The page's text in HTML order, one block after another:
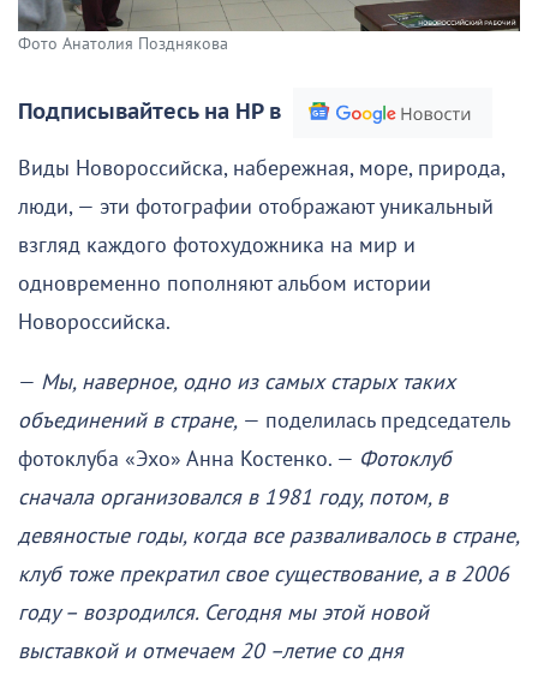
Фото Анатолия Позднякова
Подписывайтесь на НР в
Виды Новороссийска, набережная, море, природа,
люди, — эти фотографии отображают уникальный
взгляд каждого фотохудожника на мир и
одновременно пополняют альбом истории
Новороссийска.
— Мы, наверное, одно из самых старых таких
объединений в стране, — поделилась председатель
фотоклуба «Эхо» Анна Костенко. — Фотоклуб
сначала организовался в 1981 году, потом, в
девяностые годы, когда все разваливалось в стране,
клуб тоже прекратил свое существование, а в 2006
году – возродился. Сегодня мы этой новой
выставкой и отмечаем 20 –летие со дня